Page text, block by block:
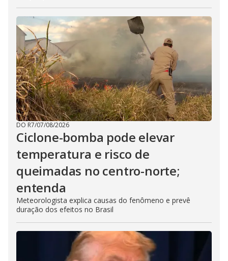
DO R7/07/08/2026
Ciclone-bomba pode elevar
temperatura e risco de
queimadas no centro-norte;
entenda
Meteorologista explica causas do fenômeno e prevê
duração dos efeitos no Brasil